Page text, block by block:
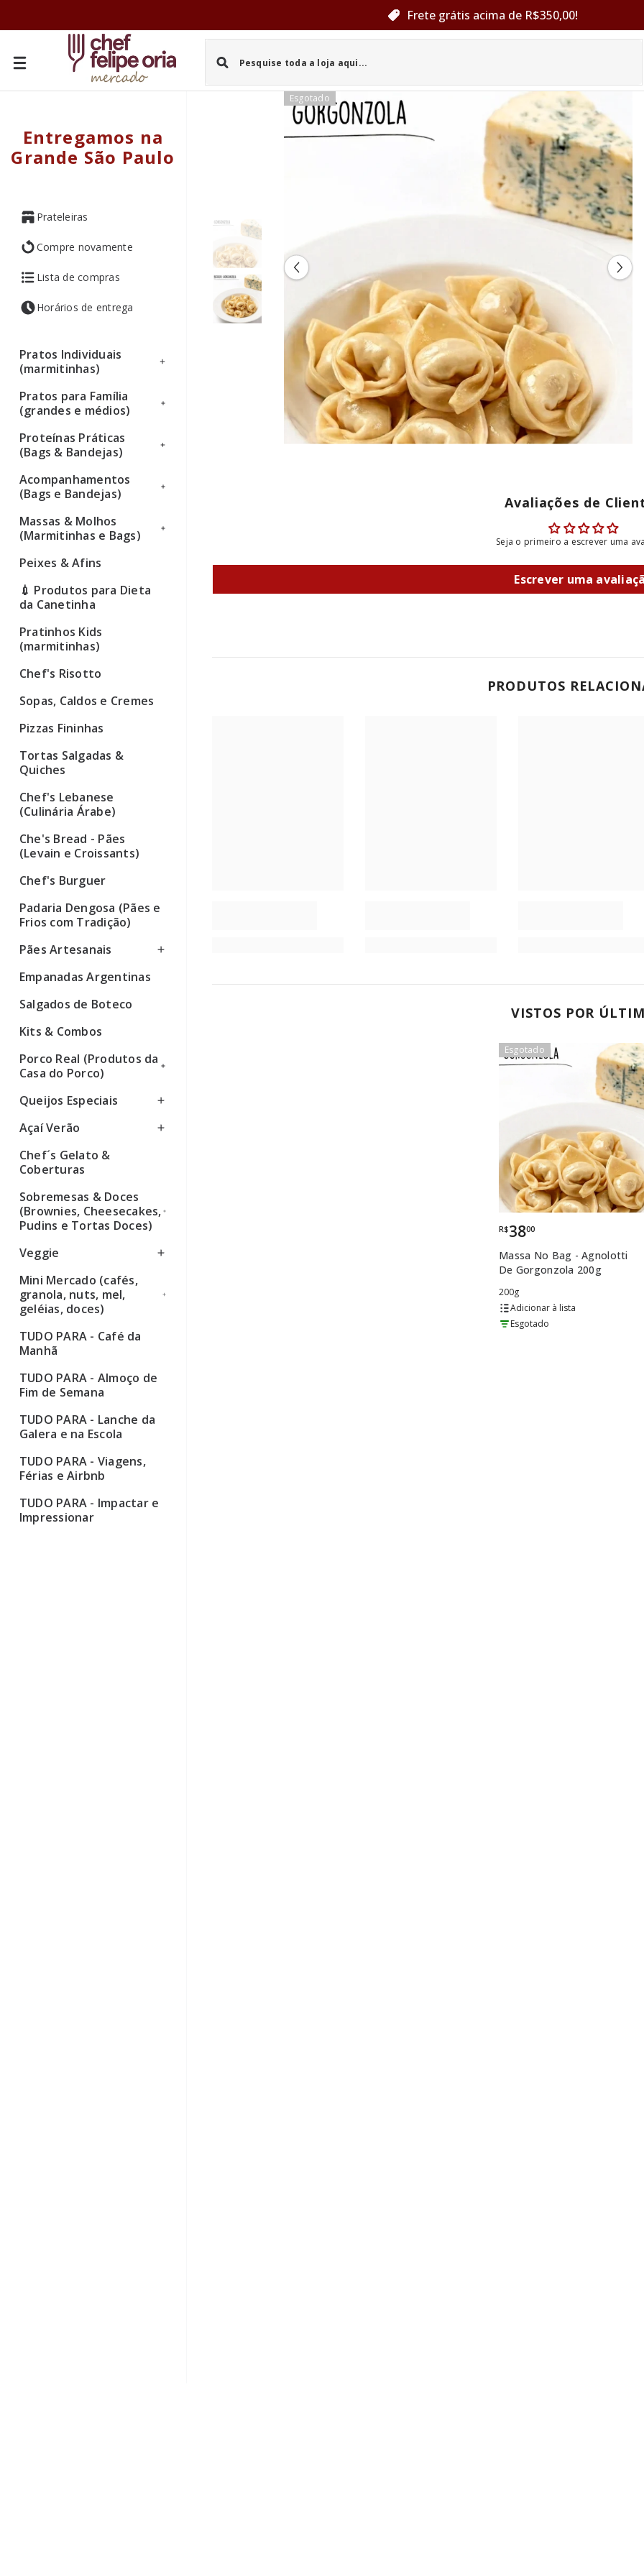
Frete grátis acima de R$350,00!
Entregamos na
Grande São Paulo
Prateleiras
Compre novamente
Lista de compras
Horários de entrega
Pratos Individuais
(marmitinhas)
Ver todos
Pratos para Família
(grandes e médios)
Ver todos
Proteínas Práticas
(Bags & Bandejas)
Ver todos
Acompanhamentos
(Bags e Bandejas)
Ver todos
Massas & Molhos
(Marmitinhas e Bags)
Ver todos
Peixes & Afins
💉 Produtos para Dieta
da Canetinha
Pratinhos Kids
(marmitinhas)
Chef's Risotto
Sopas, Caldos e Cremes
Pizzas Fininhas
Tortas Salgadas &
Quiches
Chef's Lebanese
(Culinária Árabe)
Che's Bread - Pães
(Levain e Croissants)
Chef's Burguer
Padaria Dengosa (Pães e
Frios com Tradição)
Pães Artesanais
Ver todos
Empanadas Argentinas
Salgados de Boteco
Kits & Combos
Porco Real (Produtos da
Casa do Porco)
Ver todos
Queijos Especiais
Ver todos
Açaí Verão
Ver todos
Chef´s Gelato &
Coberturas
Sobremesas & Doces
(Brownies, Cheesecakes,
Pudins e Tortas Doces)
Ver todos
Veggie
Ver todos
Mini Mercado (cafés,
granola, nuts, mel,
geléias, doces)
Ver todos
TUDO PARA - Café da
Manhã
TUDO PARA - Almoço de
Fim de Semana
TUDO PARA - Lanche da
Galera e na Escola
TUDO PARA - Viagens,
Férias e Airbnb
TUDO PARA - Impactar e
Impressionar
Esgotado
Avaliações de
Seja o primeiro a escrever uma
Escrever uma
PRODUTOS
VISTOS POR
Esgotado
R$3800
Massa No Bag - Agnolotti
De Gorgonzola 200g
200g
lista
Esgotado